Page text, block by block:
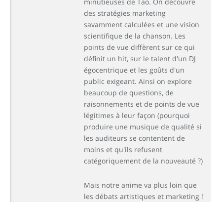
des stratégies marketing
savamment calculées et une vision
scientifique de la chanson. Les
points de vue diffèrent sur ce qui
définit un hit, sur le talent d'un DJ
égocentrique et les goûts d'un
public exigeant. Ainsi on explore
beaucoup de questions, de
raisonnements et de points de vue
légitimes à leur façon (pourquoi
produire une musique de qualité si
les auditeurs se contentent de
moins et qu'ils refusent
catégoriquement de la nouveauté ?)
Mais notre anime va plus loin que
les débats artistiques et marketing !